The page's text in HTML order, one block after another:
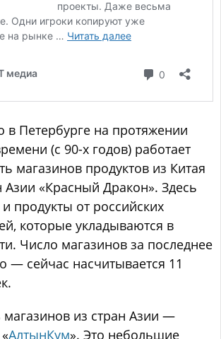
в Петербурге на протяжении
(с 90-х годов) работает
магазинов продуктов из Китая
Азии «Красный Дракон». Здесь
продукты от российских
которые укладываются в
Число магазинов за последнее
— сейчас насчитывается 11
из стран Азии —
АлтынКум». Это небольшие